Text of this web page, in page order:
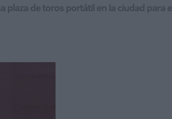
plaza de toros portátil en la ciudad para